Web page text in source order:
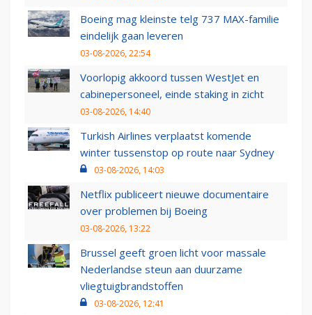
Boeing mag kleinste telg 737 MAX-familie
eindelijk gaan leveren
03-08-2026, 22:54
Voorlopig akkoord tussen WestJet en
cabinepersoneel, einde staking in zicht
03-08-2026, 14:40
Turkish Airlines verplaatst komende
winter tussenstop op route naar Sydney
03-08-2026, 14:03
Netflix publiceert nieuwe documentaire
over problemen bij Boeing
03-08-2026, 13:22
Brussel geeft groen licht voor massale
Nederlandse steun aan duurzame
vliegtuigbrandstoffen
03-08-2026, 12:41